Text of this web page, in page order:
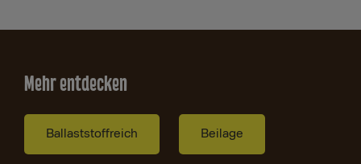
Mehr entdecken
Ballaststoffreich Beilage